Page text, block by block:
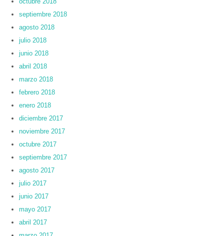
septiembre 2018
agosto 2018
julio 2018
junio 2018
abril 2018
marzo 2018
febrero 2018
enero 2018
diciembre 2017
noviembre 2017
octubre 2017
septiembre 2017
agosto 2017
julio 2017
junio 2017
mayo 2017
abril 2017